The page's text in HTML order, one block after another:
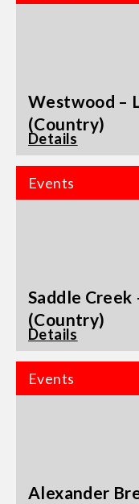
Westwood –
(Country)
Details
Events
Saddle
(Country)
Details
Events
Alexander